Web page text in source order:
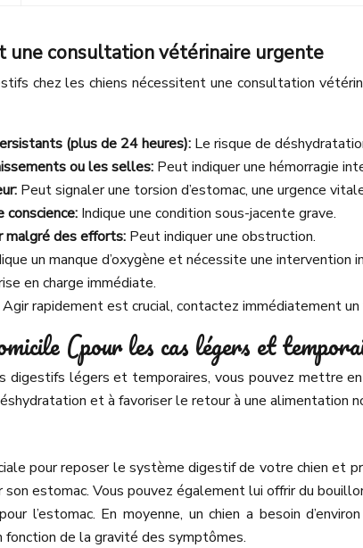
une consultation vétérinaire urgente
chez les chiens nécessitent une consultation
(plus de 24 heures): Le risque de
ou les selles: Peut indiquer une hémorragie
Peut signaler une torsion d’estomac, une urgence
Indique une condition sous-jacente grave.
malgré des efforts: Peut indiquer une obstruction.
un manque d’oxygène et nécessite une intervention
en charge immédiate.
Agir rapidement est crucial, contactez immédiatement
(pour les cas légers et
légers et temporaires, vous pouvez mettre
et à favoriser le retour à une
pour reposer le système digestif de votre chien et
estomac. Vous pouvez également lui offrir du
l’estomac. En moyenne, un chien a besoin
de la gravité des symptômes.